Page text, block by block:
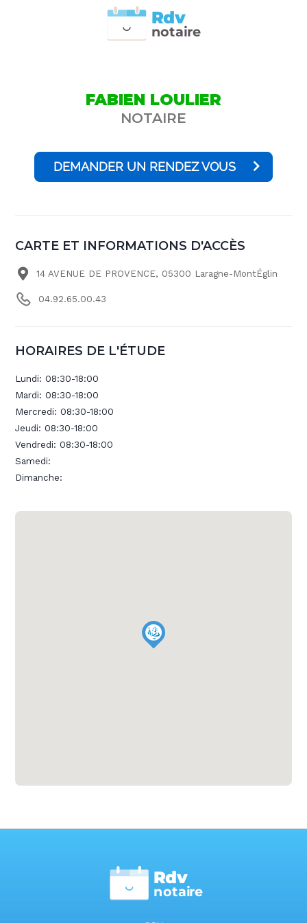
notaire
Rdv
FABIEN LOULIER
NOTAIRE
DEMANDER UN RENDEZ VOUS
CARTE ET INFORMATIONS D'ACCÈS
14 AVENUE DE PROVENCE, 05300 Laragne-MontÉglin
04.92.65.00.43
HORAIRES DE L'ÉTUDE
Lundi:08:30-18:00
Mardi:08:30-18:00
Mercredi:08:30-18:00
Jeudi:08:30-18:00
Vendredi:08:30-18:00
Samedi:
Dimanche:
notaire
Rdv